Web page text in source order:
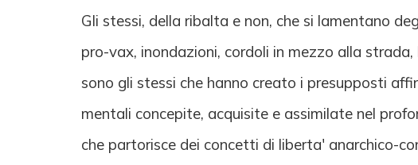
Gli stessi, della ribalta e non, che si lamentano
pro-vax, inondazioni, cordoli in mezzo alla
sono gli stessi che hanno creato i presupposti
mentali concepite, acquisite e assimilate nel
che partorisce dei concetti di liberta' anarchico-